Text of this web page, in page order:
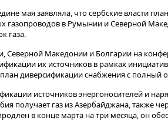
мая заявляла, что сербские власти
газопроводов в Румынии и Северной
газа.
Северной Македонии и Болгарии на
их источников в рамках
диверсификации снабжения с полный
источников энергоносителей и
получает газ из Азербайджана, также
в конце марта на три месяца, он